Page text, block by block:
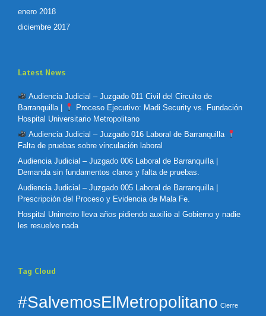
enero 2018
diciembre 2017
Latest News
Audiencia Judicial – Juzgado 011 Civil del Circuito de
Barranquilla |
Proceso Ejecutivo: Madi Security vs. Fundación
Hospital Universitario Metropolitano
Audiencia Judicial – Juzgado 016 Laboral de Barranquilla
Falta de pruebas sobre vinculación laboral
Audiencia Judicial – Juzgado 006 Laboral de Barranquilla |
Demanda sin fundamentos claros y falta de pruebas.
Audiencia Judicial – Juzgado 005 Laboral de Barranquilla |
Prescripción del Proceso y Evidencia de Mala Fe.
Hospital Unimetro lleva años pidiendo auxilio al Gobierno y nadie
les resuelve nada
Tag Cloud
#SalvemosElMetropolitano Cierre